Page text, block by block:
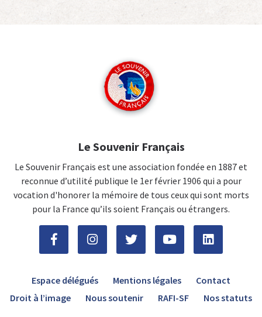
Le Souvenir Français
Le Souvenir Français est une association fondée en 1887 et
reconnue d’utilité publique le 1er février 1906 qui a pour
vocation d'honorer la mémoire de tous ceux qui sont morts
pour la France qu’ils soient Français ou étrangers.
Espace délégués Mentions légales
Contact
Droit à l’image
Nous soutenir RAFI-SF Nos statuts